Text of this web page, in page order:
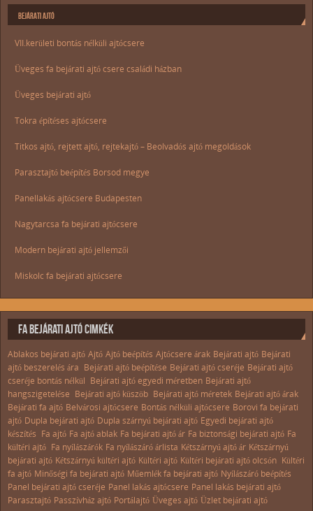
BEJÁRATI AJTÓ
VII.kerületi bontás nélküli ajtócsere
Üveges fa bejárati ajtó csere családi házban
Üveges bejárati ajtó
Tokra építéses ajtócsere
Titkos ajtó, rejtett ajtó, rejtekajtó – Beolvadós ajtó megoldások
Parasztajtó beépítés Borsod megye
Panellakás ajtócsere Budapesten
Nagytarcsa fa bejárati ajtócsere
Modern bejárati ajtó jellemzői
Miskolc fa bejárati ajtócsere
FA BEJÁRATI AJTÓ CIMKÉK
Ablakos bejárati ajtó Ajtó Ajtó beépítés Ajtócsere árak Bejárati ajtó Bejárati
ajtó beszerelés ára Bejárati ajtó beépítése Bejárati ajtó cseréje Bejárati ajtó
cseréje bontás nélkül Bejárati ajtó egyedi méretben Bejárati ajtó
hangszigetelése Bejárati ajtó küszöb Bejárati ajtó méretek Bejárati ajtó árak
Bejárati fa ajtó Belvárosi ajtócsere Bontás nélküli ajtócsere Borovi fa bejárati
ajtó Dupla bejárati ajtó Dupla szárnyú bejárati ajtó Egyedi bejárati ajtó
készítés Fa ajtó Fa ajtó ablak Fa bejárati ajtó ár Fa biztonsági bejárati ajtó Fa
kültéri ajtó Fa nyílászárók Fa nyílászáró árlista Kétszárnyú ajtó ár Kétszárnyú
bejárati ajtó Kétszárnyú kültéri ajtó Kültéri ajtó Kültéri bejárati ajtó olcsón Kültéri
fa ajtó Minőségi fa bejárati ajtó Műemlék fa bejárati ajtó Nyílászáró beépítés
Panel bejárati ajtó cseréje Panel lakás ajtócsere Panel lakás bejárati ajtó
Parasztajtó Passzívház ajtó Portálajtó Üveges ajtó Üzlet bejárati ajtó